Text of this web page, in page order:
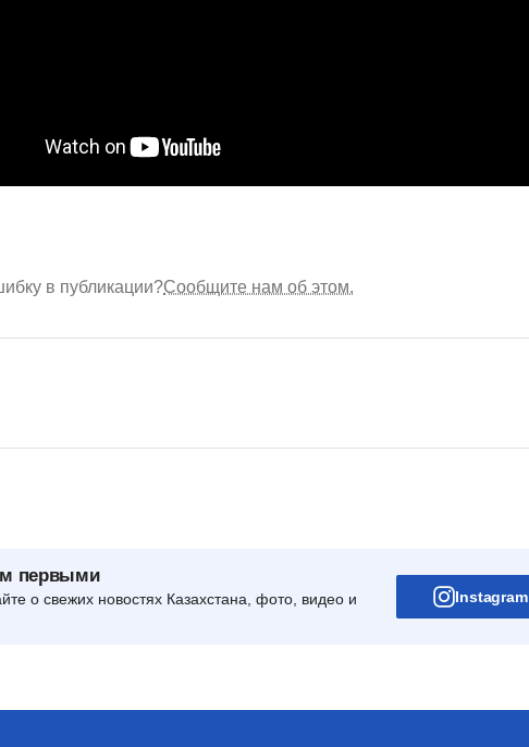
в публикации?Сообщите нам об этом.
первыми
о свежих новостях Казахстана, фото, видео и
Instagram